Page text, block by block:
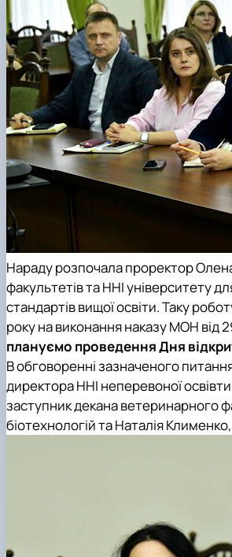
Нараду розпочала проректор
факультетів та ННІ університету
стандартів вищої освіти. Таку
року на виконання наказу МОН від
плануємо проведенняДня
В обговоренні зазначеного
директора ННІ неперевоної
заступник декана ветеринарного
біотехнологій та Наталія